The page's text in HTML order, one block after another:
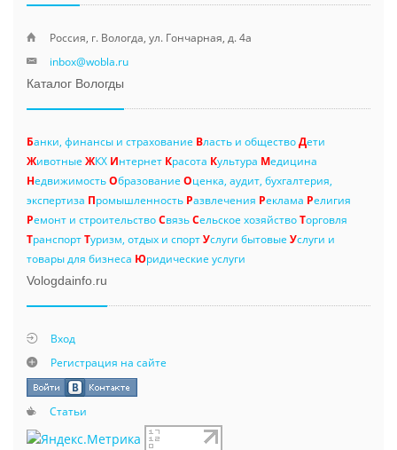
Россия, г. Вологда, ул. Гончарная, д. 4а
inbox@wobla.ru
Каталог Вологды
Банки, финансы и страхование Власть и обществоДети
Животные ЖКХ Интернет Красота Культура Медицина
НедвижимостьОбразование Оценка, аудит, бухгалтерия,
экспертиза Промышленность Развлечения Реклама Религия
Ремонт и строительствоСвязьСельское хозяйствоТорговля
ТранспортТуризм, отдых и спортУслуги бытовые Услуги и
товары для бизнеса Юридические услуги
Vologdainfo.ru
Вход
Регистрация на сайте
Статьи